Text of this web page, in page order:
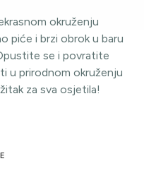
okruženju
piće i brzi obrok u baru
se i povratite
u prirodnom okruženju
za sva osjetila!